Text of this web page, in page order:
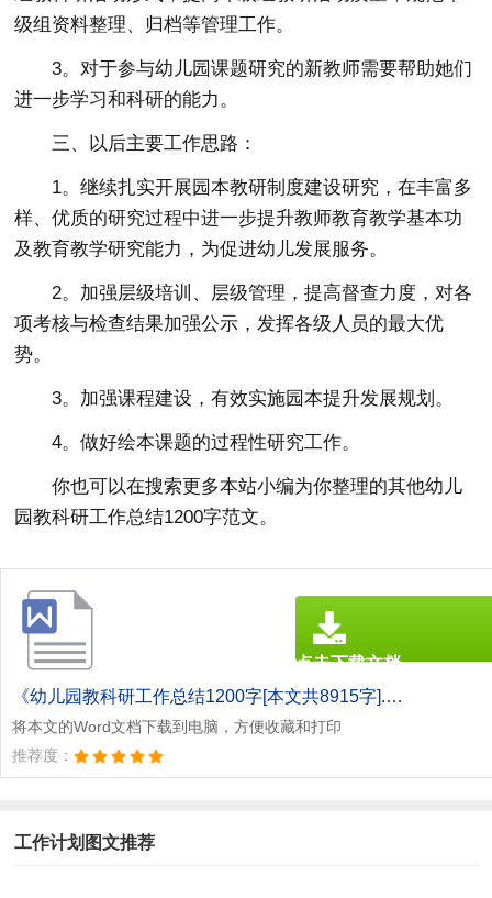
级组资料整理、归档等管理工作。
3。对于参与幼儿园课题研究的新教师需要帮助她们
进一步学习和科研的能力。
三、以后主要工作思路：
1。继续扎实开展园本教研制度建设研究，在丰富多
样、优质的研究过程中进一步提升教师教育教学基本功
及教育教学研究能力，为促进幼儿发展服务。
2。加强层级培训、层级管理，提高督查力度，对各
项考核与检查结果加强公示，发挥各级人员的最大优
势。
3。加强课程建设，有效实施园本提升发展规划。
4。做好绘本课题的过程性研究工作。
你也可以在搜索更多本站小编为你整理的其他幼儿
园教科研工作总结1200字范文。
《幼儿园教科研工作总结1200字[本文共8915字].doc》
将本文的Word文档下载到电脑，方便收藏和打印
推荐度：
点击下载文档
文档为doc格式
工作计划图文推荐